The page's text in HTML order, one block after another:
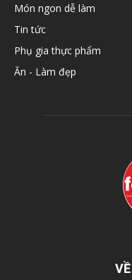
Món ngon dễ làm
Tin tức
Phụ gia thực phẩm
Ăn - Làm đẹp